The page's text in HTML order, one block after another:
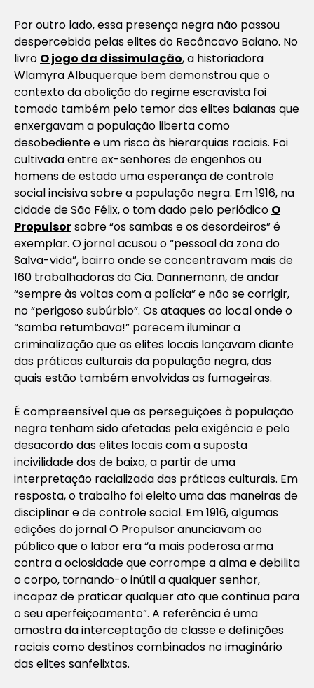
Por outro lado, essa presença negra não passou
despercebida pelas elites do Recôncavo Baiano. No
livro O jogo da dissimulação, a historiadora
Wlamyra Albuquerque bem demonstrou que o
contexto da abolição do regime escravista foi
tomado também pelo temor das elites baianas que
enxergavam a população liberta como
desobediente e um risco às hierarquias raciais. Foi
cultivada entre ex-senhores de engenhos ou
homens de estado uma esperança de controle
social incisiva sobre a população negra. Em 1916, na
cidade de São Félix, o tom dado pelo periódico O
Propulsorsobre “os sambas e os desordeiros” é
exemplar. O jornal acusou o “pessoal da zona do
Salva-vida”, bairro onde se concentravam mais de
160 trabalhadoras da Cia. Dannemann, de andar
“sempre às voltas com a polícia” e não se corrigir,
no “perigoso subúrbio”. Os ataques ao local onde o
“samba retumbava!” parecem iluminar a
criminalização que as elites locais lançavam diante
das práticas culturais da população negra, das
quais estão também envolvidas as fumageiras.
É compreensível que as perseguições à população
negra tenham sido afetadas pela exigência e pelo
desacordo das elites locais com a suposta
incivilidade dos de baixo, a partir de uma
interpretação racializada das práticas culturais. Em
resposta, o trabalho foi eleito uma das maneiras de
disciplinar e de controle social. Em 1916, algumas
edições do jornalO Propulsoranunciavam ao
público que o labor era “a mais poderosa arma
contra a ociosidade que corrompe a alma e debilita
o corpo, tornando-o inútil a qualquer senhor,
incapaz de praticar qualquer ato que continua para
o seu aperfeiçoamento”. A referência é uma
amostra da interceptação de classe e definições
raciais como destinos combinados no imaginário
das elites sanfelixtas.